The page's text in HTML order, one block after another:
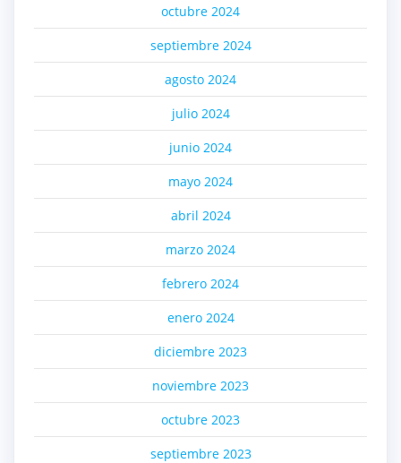
octubre 2024
septiembre 2024
agosto 2024
julio 2024
junio 2024
mayo 2024
abril 2024
marzo 2024
febrero 2024
enero 2024
diciembre 2023
noviembre 2023
octubre 2023
septiembre 2023